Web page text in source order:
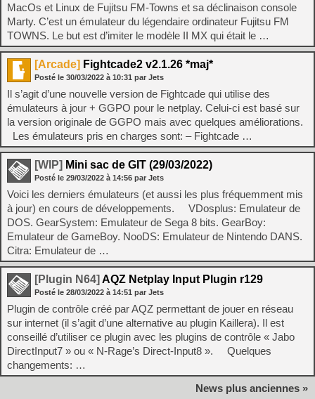
MacOs et Linux de Fujitsu FM-Towns et sa déclinaison console
Marty. C’est un émulateur du légendaire ordinateur Fujitsu FM
TOWNS. Le but est d’imiter le modèle II MX qui était le …
[Arcade] Fightcade2 v2.1.26 *maj*
Posté le 30/03/2022 à 10:31 par Jets
Il s’agit d’une nouvelle version de Fightcade qui utilise des
émulateurs à jour + GGPO pour le netplay. Celui-ci est basé sur
la version originale de GGPO mais avec quelques améliorations.
Les émulateurs pris en charges sont: – Fightcade …
[WIP] Mini sac de GIT (29/03/2022)
Posté le 29/03/2022 à 14:56 par Jets
Voici les derniers émulateurs (et aussi les plus fréquemment mis
à jour) en cours de développements. VDosplus: Emulateur de
DOS. GearSystem: Emulateur de Sega 8 bits. GearBoy:
Emulateur de GameBoy. NooDS: Emulateur de Nintendo DANS.
Citra: Emulateur de …
[Plugin N64] AQZ Netplay Input Plugin r129
Posté le 28/03/2022 à 14:51 par Jets
Plugin de contrôle créé par AQZ permettant de jouer en réseau
sur internet (il s’agit d’une alternative au plugin Kaillera). Il est
conseillé d’utiliser ce plugin avec les plugins de contrôle « Jabo
DirectInput7 » ou « N-Rage’s Direct-Input8 ». Quelques
changements: …
News plus anciennes »